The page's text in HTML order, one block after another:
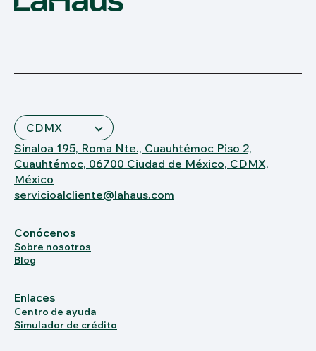
Sinaloa 195, Roma Nte., Cuauhtémoc Piso 2,
Cuauhtémoc, 06700 Ciudad de México, CDMX,
México
servicioalcliente@lahaus.com
Conócenos
Sobre nosotros
Blog
Enlaces
Centro de ayuda
Simulador de crédito